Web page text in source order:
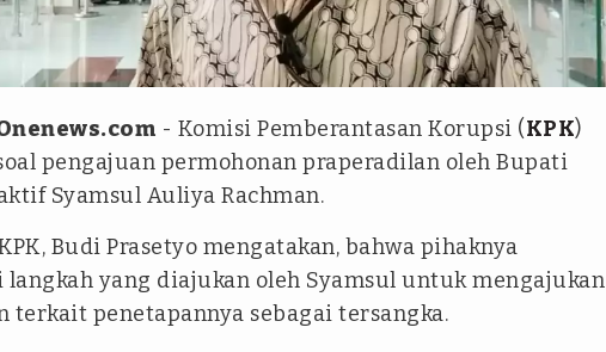
Aldi Herlanda.
- Komisi Pemberantasan Korupsi (KPK)
pengajuan permohonan praperadilan oleh Bupati
Syamsul Auliya Rachman.
Budi Prasetyo mengatakan, bahwa pihaknya
yang diajukan oleh Syamsul untuk mengajukan
terkait penetapannya sebagai tersangka.